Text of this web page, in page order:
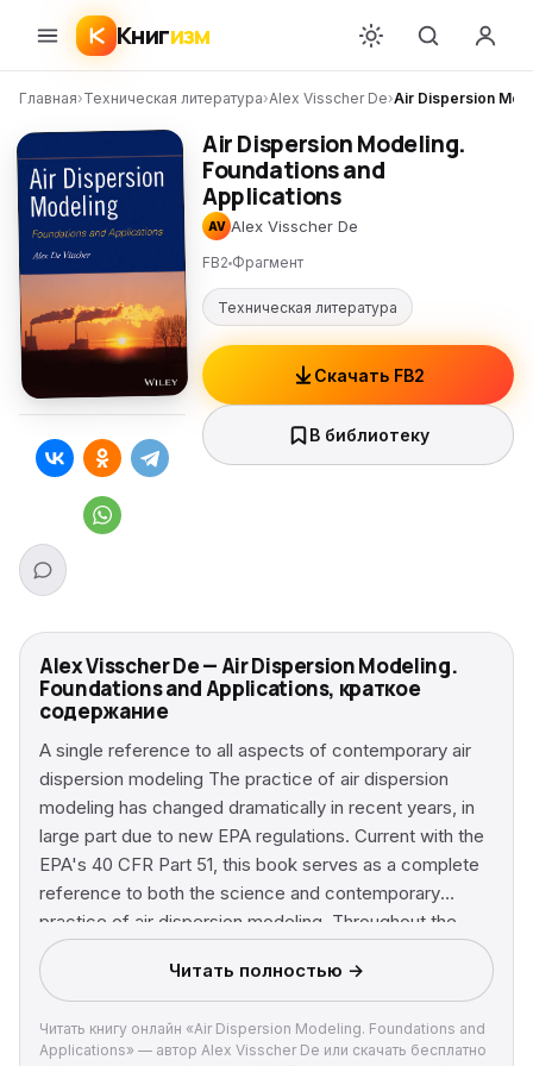
Книгизм
Главная›Техническая литература›Alex Visscher De›Air Dispersion
Air Dispersion Modeling.
Foundations and
Applications
AV Alex Visscher De
FB2 Фрагмент
Техническая литература
Скачать FB2
В библиотеку
Alex Visscher De — Air Dispersion Modeling.
Foundations and Applications, краткое
содержание
A single reference to all aspects of contemporary air
dispersion modeling The practice of air dispersion
modeling has changed dramatically in recent years, in
large part due to new EPA regulations. Current with the
EPA's 40 CFR Part 51, this book serves as a complete
reference to both the science and contemporary
practice of air dispersion modeling. Throughout the
book, author Alex De Visscher guides readers through
complex calculations, equation by equation, helping
them understand precisely how air dispersion models
work, including such popular models as the EPA's
Читать полностью →
Читать книгу онлайн «Air Dispersion Modeling. Foundations and
Applications» — автор Alex Visscher De или скачать бесплатно